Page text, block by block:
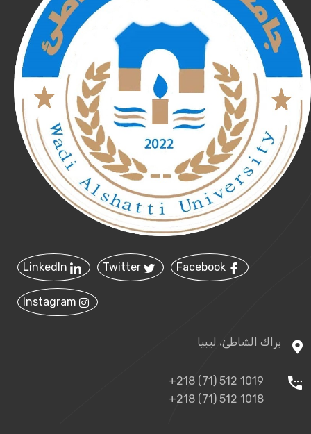
براك الشاطئ، ليبيا
+218 (71) 512 1019
+218 (71) 512 1018